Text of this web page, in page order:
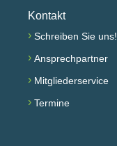
Kontakt
› Schreiben Sie uns!
› Ansprechpartner
› Mitgliederservice
› Termine